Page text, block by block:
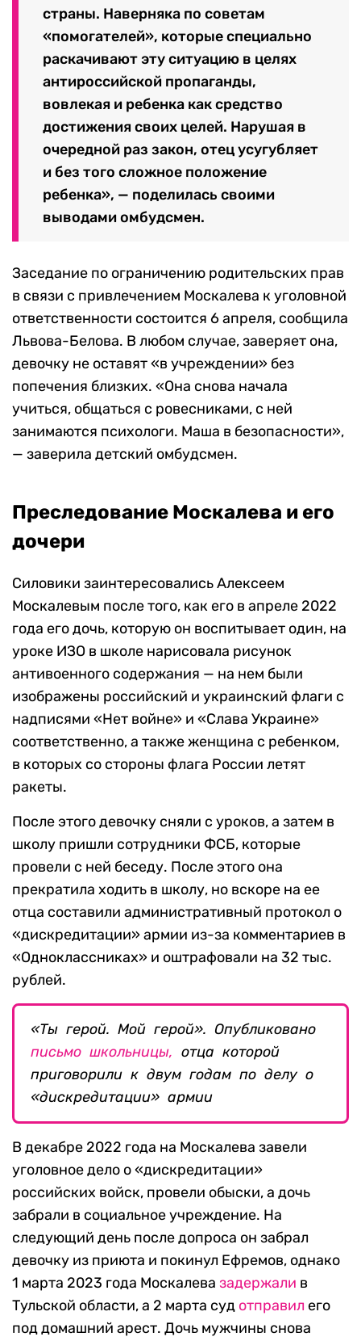
страны. Наверняка по советам
«помогателей», которые специально
раскачивают эту ситуацию в целях
антироссийской пропаганды,
вовлекая и ребенка как средство
достижения своих целей. Нарушая в
очередной раз закон, отец усугубляет
и без того сложное положение
ребенка», — поделилась своими
выводами омбудсмен.
Заседание по ограничению родительских прав
в связи с привлечением Москалева к уголовной
ответственности состоится 6 апреля, сообщила
Львова-Белова. В любом случае, заверяет она,
девочку не оставят «в учреждении» без
попечения близких. «Она снова начала
учиться, общаться с ровесниками, с ней
занимаются психологи. Маша в безопасности»,
— заверила детский омбудсмен.
Преследование Москалева и его
дочери
Силовики заинтересовались Алексеем
Москалевым после того, как его в апреле 2022
года его дочь, которую он воспитывает один, на
уроке ИЗО в школе нарисовала рисунок
антивоенного содержания — на нем были
изображены российский и украинский флаги с
надписями «Нет войне» и «Слава Украине»
соответственно, а также женщина с ребенком,
в которых со стороны флага России летят
ракеты.
После этого девочку сняли с уроков, а затем в
школу пришли сотрудники ФСБ, которые
провели с ней беседу. После этого она
прекратила ходить в школу, но вскоре на ее
отца составили административный протокол о
«дискредитации» армии из-за комментариев в
«Одноклассниках» и оштрафовали на 32 тыс.
рублей.
«Ты герой. Мой герой». Опубликовано
письмо школьницы, отца которой
приговорили к двум годам по делу о
«дискредитации» армии
В декабре 2022 года на Москалева завели
уголовное дело о «дискредитации»
российских войск, провели обыски, а дочь
забрали в социальное учреждение. На
следующий день после допроса он забрал
девочку из приюта и покинул Ефремов, однако
1 марта 2023 года Москалева задержали в
Тульской области, а 2 марта суд отправил его
под домашний арест. Дочь мужчины снова